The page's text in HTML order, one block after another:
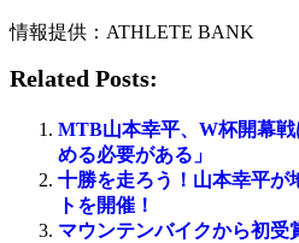
情報提供：ATHLETE BANK
Related Posts:
MTB山本幸平、W杯開幕
める必要がある」
十勝を走ろう！山本幸平が
トを開催！
マウンテンバイクから初受